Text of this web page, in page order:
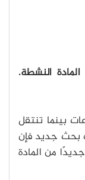
النشطة.
بينما تنتقل
بحث جديد فإن
من المادة